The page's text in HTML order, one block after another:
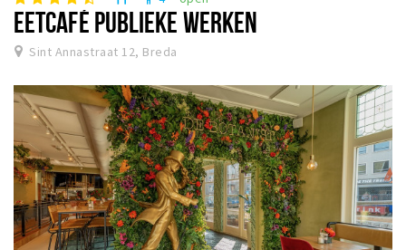
EETCAFÉ PUBLIEKE WERKEN
Sint Annastraat 12, Breda